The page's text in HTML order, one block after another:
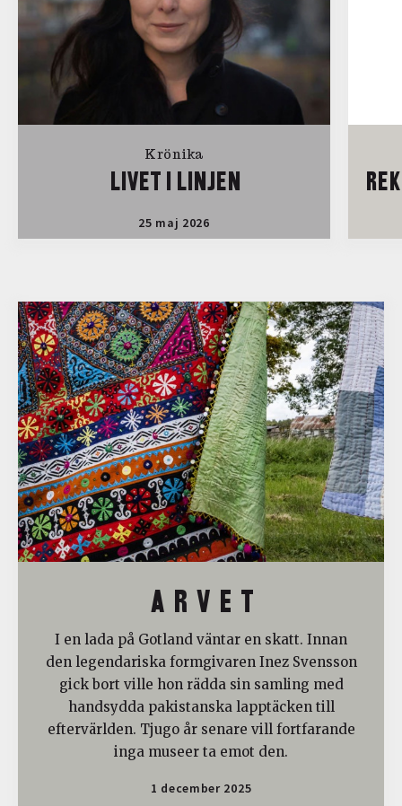
Krönika
LIVET I LINJEN
25 maj 2026
A R V E T
I en lada på Gotland väntar en skatt. Innan
den legendariska formgivaren Inez Svensson
gick bort ville hon rädda sin samling med
handsydda pakistanska lapptäcken till
eftervärlden. Tjugo år senare vill fortfarande
inga museer ta emot den.
1 december 2025